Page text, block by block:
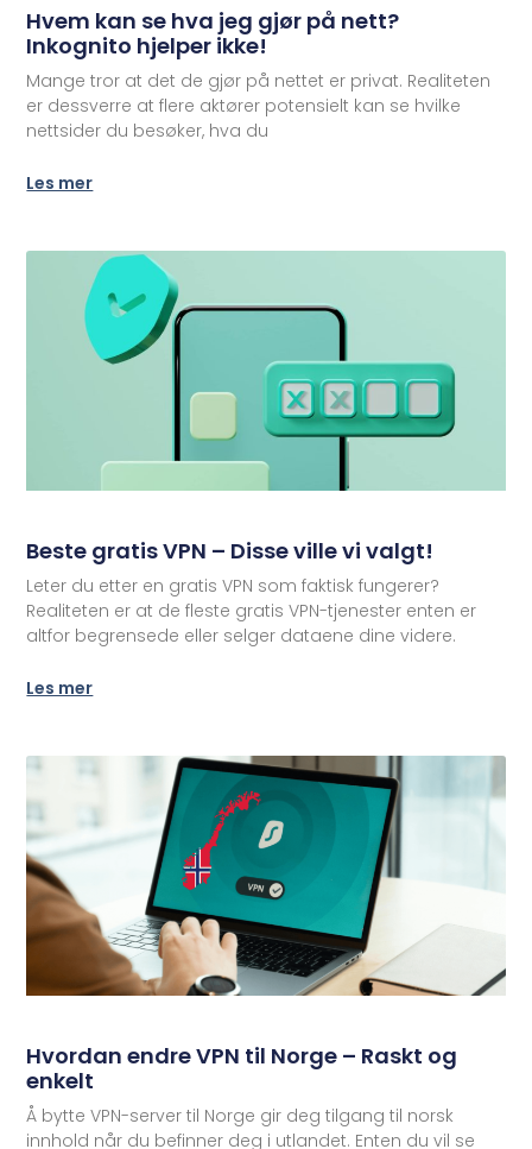
Hvem kan se hva jeg gjør på nett?
Inkognito hjelper ikke!
Mange tror at det de gjør på nettet er privat. Realiteten
er dessverre at flere aktører potensielt kan se hvilke
nettsider du besøker, hva du
Les mer
Beste gratis VPN – Disse ville vi valgt!
Leter du etter en gratis VPN som faktisk fungerer?
Realiteten er at de fleste gratis VPN-tjenester enten er
altfor begrensede eller selger dataene dine videre.
Les mer
Hvordan endre VPN til Norge – Raskt og
enkelt
Å bytte VPN-server til Norge gir deg tilgang til norsk
innhold når du befinner deg i utlandet. Enten du vil se